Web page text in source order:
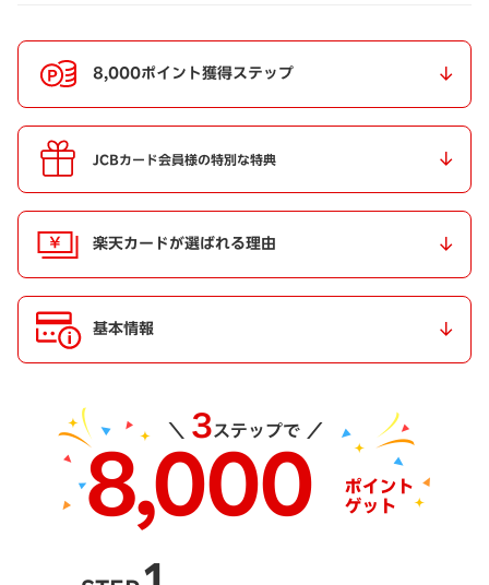
8,000ポイント獲得ステップ
JCBカード会員様の特別な特典
楽天カードが選ばれる理由
基本情報